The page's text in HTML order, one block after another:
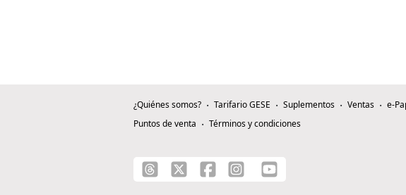
¿Quiénes somos? Tarifario GESE Suplementos Ventas
e-
Puntos de venta
Términos y condiciones